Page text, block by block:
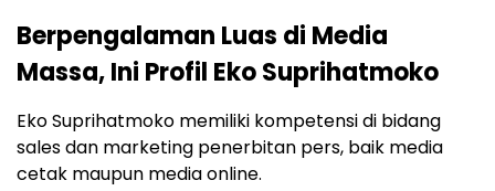
Berpengalaman Luas di Media
Massa, Ini Profil Eko Suprihatmoko
Eko Suprihatmoko memiliki kompetensi di bidang
sales dan marketing penerbitan pers, baik media
cetak maupun media online.